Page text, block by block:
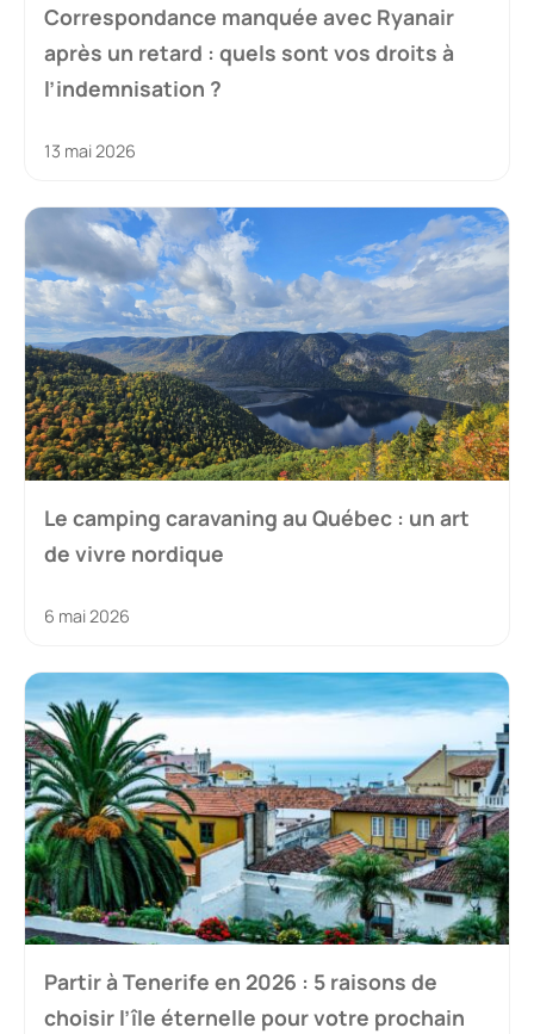
Correspondance manquée avec Ryanair
après un retard : quels sont vos droits à
l’indemnisation ?
13 mai 2026
Le camping caravaning au Québec : un art
de vivre nordique
6 mai 2026
Partir à Tenerife en 2026 : 5 raisons de
choisir l’île éternelle pour votre prochain